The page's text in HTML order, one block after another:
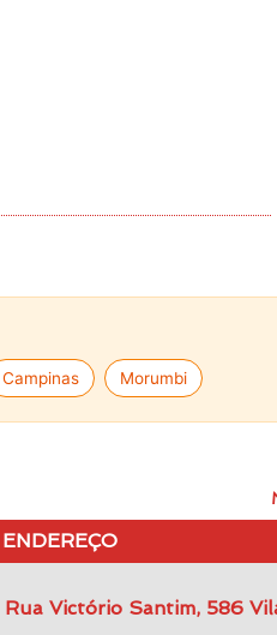
Campinas Morumbi
ENDEREÇO
Rua Victório Santim, 586